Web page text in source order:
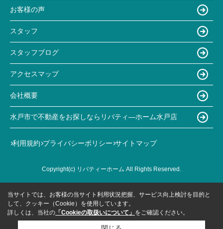
お客様の声
スタッフ
スタッフブログ
アクセスマップ
会社概要
水戸市で不動産をお探しならリバティ―ホーム水戸店
利用規約 プライバシーポリシー サイトマップ
Copyright(c) リバティーホーム All Rights Reserved.
当サイトでは、お客様の当サイト利用状況把握、サービス向上検討を目的と
して、クッキー（Cookie）を使用しています。
詳しくは、当社の 「Cookieの取扱いについて」 をご確認ください。